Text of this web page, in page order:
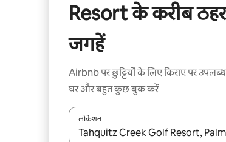
Resort के करीब
जगहें
Airbnb पर छुट्टियों के लिए किराए पर
घर और बहुत कुछ बुक करें
लोकेशन
नतीजों के उपलब्ध होने पर, अप और डाउन 'ऐरो